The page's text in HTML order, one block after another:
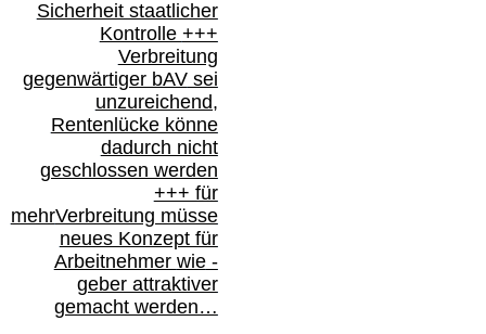
Sicherheit staatlicher
Kontrolle +++
Verbreitung
gegenwärtiger bAVsei
unzureichend,
Rentenlücke könne
dadurch nicht
geschlossen werden
+++ für
mehrVerbreitung müsse
neues Konzept für
Arbeitnehmer wie-
geber attraktiver
gemacht werden…